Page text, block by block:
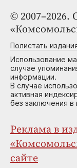
© 2007–2026.
Полистать
Использование
случае
информации.
В случае
активная
без заключения
Реклама в
сайте